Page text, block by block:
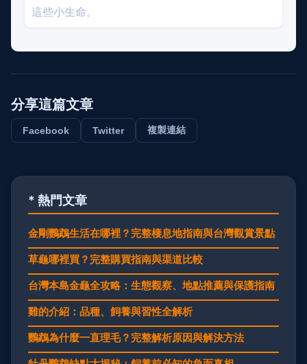
這些小生命。
分享這篇文章
Facebook Twitter 複製連結
* 熱門文章
金剛鸚鵡生活在哪裡？完整棲息地指南與台灣觀賞景點
草龜哪裡買？完整購買指南與渠道比較
台灣本島金龜全攻略：生態觀察、地點推薦與保護指南
雞的介紹：品種、飼養與習性全解析
鸚鵡為什麼一直理毛？完整解析原因與解決方法